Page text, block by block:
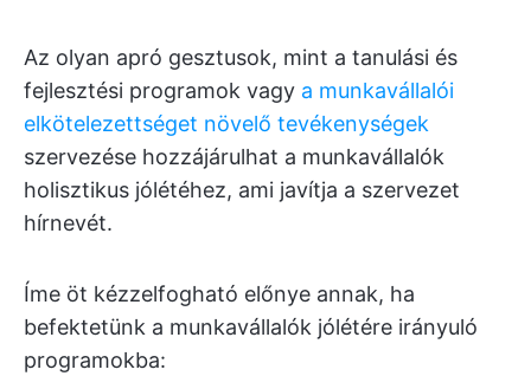
Az olyan apró gesztusok, mint a tanulási és
fejlesztési programok vagy a munkavállalói
elkötelezettséget növelő tevékenységek
szervezése hozzájárulhat a munkavállalók
holisztikus jólétéhez, ami javítja a szervezet
hírnevét.
Íme öt kézzelfogható előnye annak, ha
befektetünk a munkavállalók jólétére irányuló
programokba: